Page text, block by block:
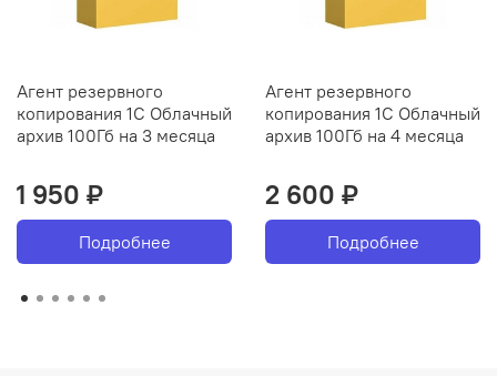
Агент резервного
копирования 1С Облачный
архив 100Гб на 3 месяца
1 950 ₽
Подробнее
Агент резервного
копирования 1С Облачный
архив 100Гб на 4 месяца
2 600 ₽
Подробнее